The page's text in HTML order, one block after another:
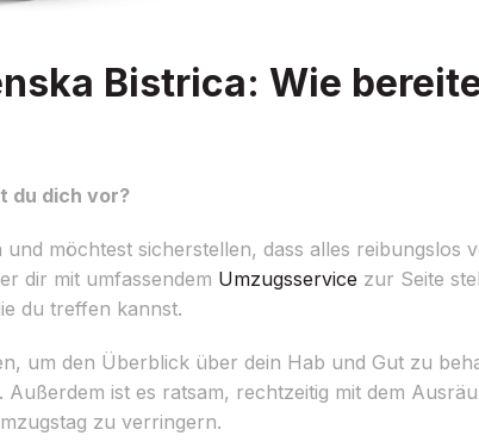
Bistrica: Wie
du dich vor?
möchtest sicherstellen, dass alles reibungslos
dir mit umfassendem Umzugsservice zur Seite
du treffen kannst.
um den Überblick über dein Hab und Gut zu
ist es ratsam, rechtzeitig mit dem
zu verringern.